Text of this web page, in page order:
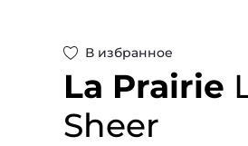
В избранное
La Prairie
Sheer